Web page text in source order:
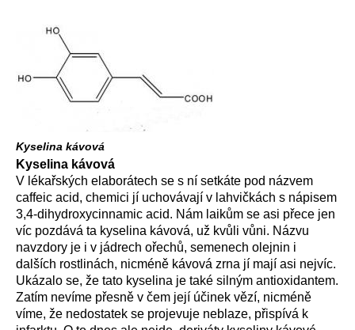
Kyselina kávová
Kyselina kávová
V lékařských elaborátech se s ní setkáte pod názvem
caffeic acid, chemici jí uchovávají v lahvičkách s nápisem
3,4-dihydroxycinnamic acid. Nám laikům se asi přece jen
víc pozdává ta kyselina kávová, už kvůli vůni. Názvu
navzdory je i v jádrech ořechů, semenech olejnin i
dalších rostlinách, nicméně kávová zrna jí mají asi nejvíc.
Ukázalo se, že tato kyselina je také silným antioxidantem.
Zatím nevíme přesně v čem její účinek vězí, nicméně
víme, že nedostatek se projevuje neblaze, přispívá k